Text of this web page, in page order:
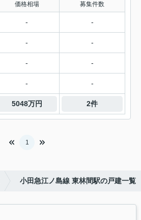
価格相場 募集件数
- -
- -
- -
- -
5048万円 2件
1
小田急江ノ島線 東林間駅の戸建一覧